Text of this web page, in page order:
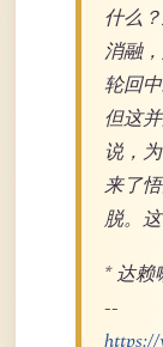
什么
消融
轮回
但这
说，
来了
脱。
* 达赖
--